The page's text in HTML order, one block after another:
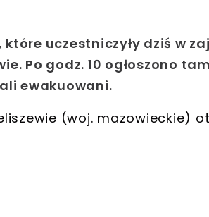
uczestniczyły dziś w
Po godz. 10 ogłoszono
ewakuowani.
(woj. mazowieckie)